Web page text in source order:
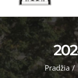
Pradžia /